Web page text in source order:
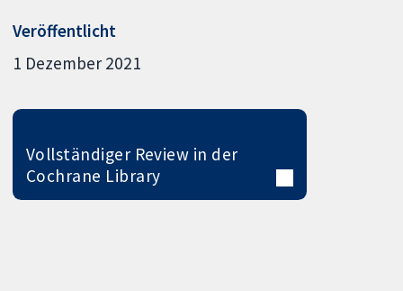
Veröffentlicht
1 Dezember 2021
Vollständiger Review in der
Cochrane Library